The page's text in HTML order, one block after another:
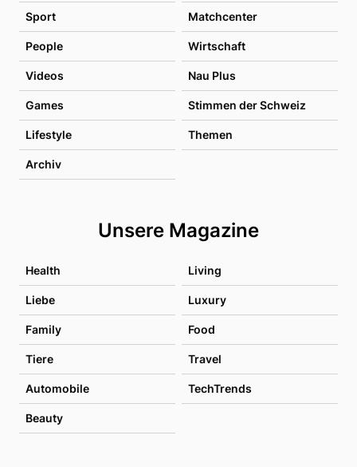
Sport Matchcenter
People Wirtschaft
Videos Nau Plus
Games Stimmen der Schweiz
Lifestyle Themen
Archiv
Unsere Magazine
Health Living
Liebe Luxury
Family Food
Tiere Travel
Automobile TechTrends
Beauty